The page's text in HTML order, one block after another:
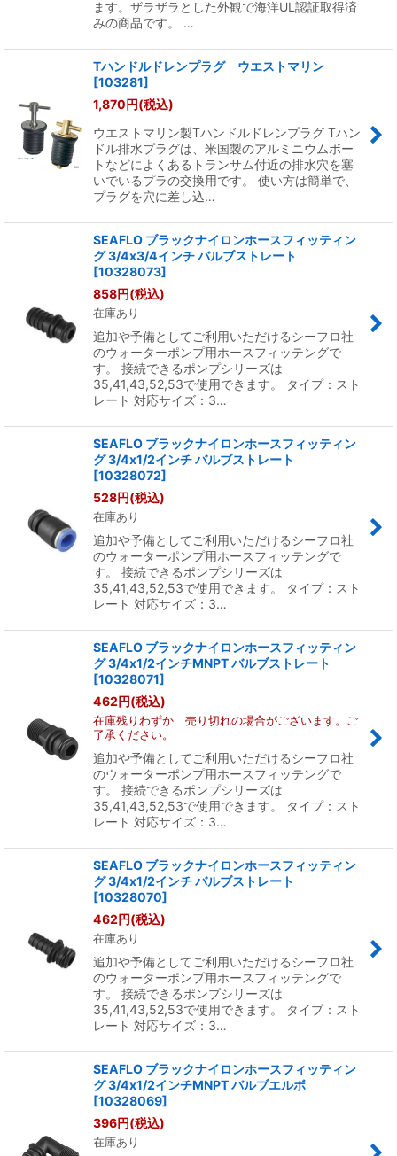
ます。ザラザラとした外観で海洋UL認証取得済
みの商品です。 …
Tハンドルドレンプラグ ウエストマリン
[103281]
1,870円(税込)
ウエストマリン製Tハンドルドレンプラグ Tハン
ドル排水プラグは、米国製のアルミニウムボー
トなどによくあるトランサム付近の排水穴を塞
いでいるプラの交換用です。 使い方は簡単で、
プラグを穴に差し込…
SEAFLO ブラックナイロンホースフィッティン
グ 3/4x3/4インチ バルブストレート
[10328073]
858円(税込)
在庫あり
追加や予備としてご利用いただけるシーフロ社
のウォーターポンプ用ホースフィッテングで
す。 接続できるポンプシリーズは
35,41,43,52,53で使用できます。 タイプ：スト
レート 対応サイズ：3…
SEAFLO ブラックナイロンホースフィッティン
グ 3/4x1/2インチ バルブストレート
[10328072]
528円(税込)
在庫あり
追加や予備としてご利用いただけるシーフロ社
のウォーターポンプ用ホースフィッテングで
す。 接続できるポンプシリーズは
35,41,43,52,53で使用できます。 タイプ：スト
レート 対応サイズ：3…
SEAFLO ブラックナイロンホースフィッティン
グ 3/4x1/2インチMNPT バルブストレート
[10328071]
462円(税込)
在庫残りわずか 売り切れの場合がございます。ご
了承ください。
追加や予備としてご利用いただけるシーフロ社
のウォーターポンプ用ホースフィッテングで
す。 接続できるポンプシリーズは
35,41,43,52,53で使用できます。 タイプ：スト
レート 対応サイズ：3…
SEAFLO ブラックナイロンホースフィッティン
グ 3/4x1/2インチ バルブストレート
[10328070]
462円(税込)
在庫あり
追加や予備としてご利用いただけるシーフロ社
のウォーターポンプ用ホースフィッテングで
す。 接続できるポンプシリーズは
35,41,43,52,53で使用できます。 タイプ：スト
レート 対応サイズ：3…
SEAFLO ブラックナイロンホースフィッティン
グ 3/4x1/2インチMNPT バルブエルボ
[10328069]
396円(税込)
在庫あり